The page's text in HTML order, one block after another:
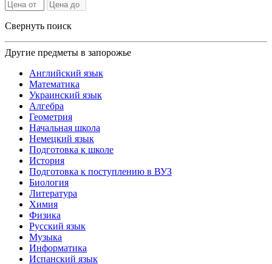
Свернуть поиск
Другие предметы в запорожье
Английский язык
Математика
Украинский язык
Алгебра
Геометрия
Начальная школа
Немецкий язык
Подготовка к школе
История
Подготовка к поступлению в ВУЗ
Биология
Литература
Химия
Физика
Русский язык
Музыка
Информатика
Испанский язык